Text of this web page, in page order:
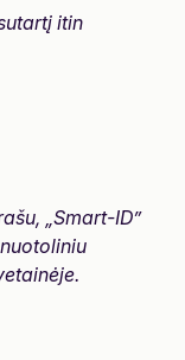
itin
„Smart-ID”